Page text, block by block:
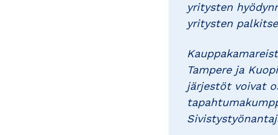
yritysten
yritysten
Tampere ja
järjestöt voivat